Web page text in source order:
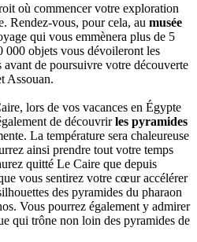
où commencer votre exploration
Rendez-vous, pour cela, au musée
qui vous emmènera plus de 5
000 objets vous dévoileront les
avant de poursuivre votre découverte
Assouan.
lors de vos vacances en Égypte
de découvrirles pyramides
La température sera chaleureuse
ainsi prendre tout votre temps
quitté Le Caire que depuis
vous sentirez votre cœur accélérer
des pyramides du pharaon
Vous pourrez également y admirer
qui trône non loin des pyramides de